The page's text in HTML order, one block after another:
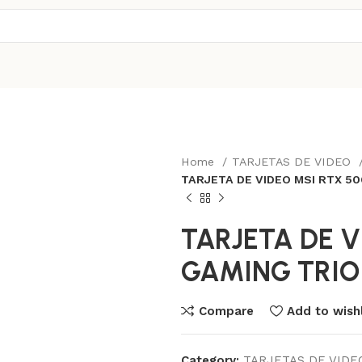
Home
TARJETAS DE VIDEO
TARJETA DE VIDEO MSI RTX
TARJETA DE
GAMING
Compare Add to